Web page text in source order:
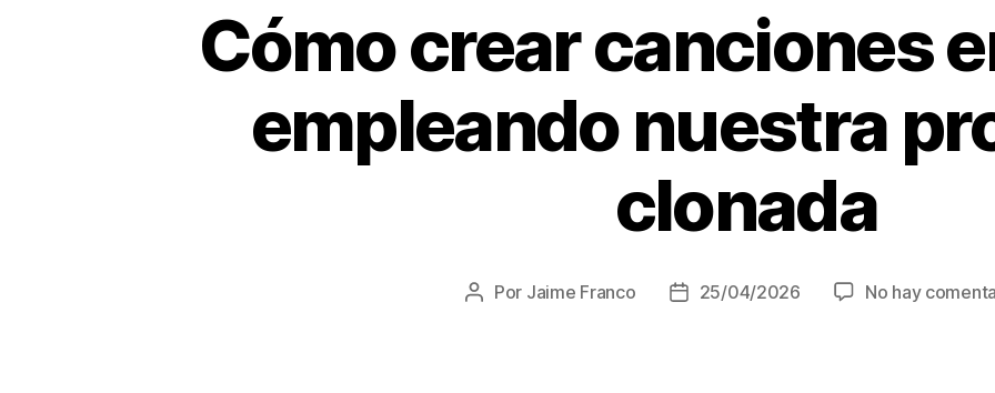
Cómo crear canciones
empleando nuestra
clonada
Autor
Por Jaime Franco
Fecha25/04/2026 No hay